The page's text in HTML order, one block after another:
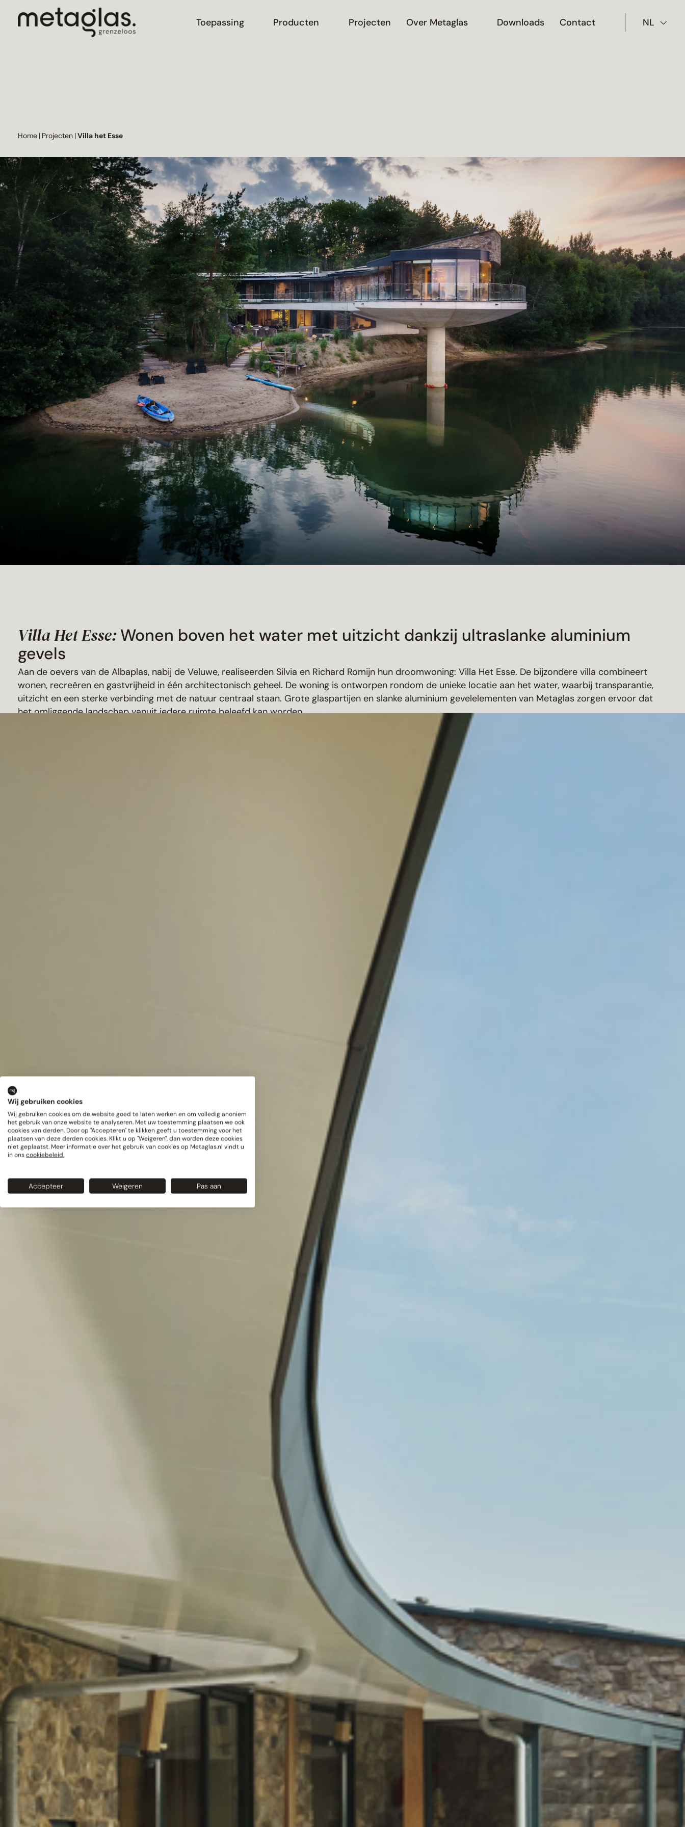
Toepassing Producten Projecten Over Metaglas Downloads Contact NL
Home | Projecten |Villa het Esse
Villa Het Esse:Wonen boven het water met uitzicht dankzij ultraslanke aluminium
gevels
Aan de oevers van de Albaplas, nabij de Veluwe, realiseerden Silvia en Richard Romijn hun droomwoning: Villa Het Esse. De bijzondere villa combineert
wonen, recreëren en gastvrijheid in één architectonisch geheel. De woning is ontworpen rondom de unieke locatie aan het water, waarbij transparantie,
uitzicht en een sterke verbinding met de natuur centraal staan. Grote glaspartijen en slanke aluminium gevelelementen van Metaglas zorgen ervoor dat
het omliggende landschap vanuit iedere ruimte beleefd kan worden.
Wij gebruiken cookies
Wij gebruiken cookies om de website goed te laten werken en om volledig anoniem
het gebruik van onze website te analyseren. Met uw toestemming plaatsen we ook
cookies van derden. Door op "Accepteren" te klikken geeft u toestemming voor het
plaatsen van deze derden cookies. Klikt u op "Weigeren", dan worden deze cookies
niet geplaatst. Meer informatie over het gebruik van cookies op Metaglas.nl vindt u
in onscookiebeleid.
Accepteer Weigeren Pas aan